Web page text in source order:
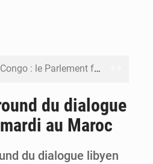
Congo : le Parlement formule 28 recommandations sur le Cadre budgétaire 2027-2029
Congo : la Grande foire agricole pour renforcer la souveraineté alimentaire
Congo-RDC : Brazzaville et Kinshasa renforcent leur coopération en faveur de la jeunesse
du dialogue
au Maroc
du dialogue libyen